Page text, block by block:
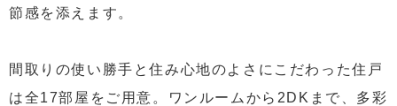
節感を添えます。
間取りの使い勝手と住み心地のよさにこだわった住戸
は全17部屋をご用意。ワンルームから2DKまで、多彩